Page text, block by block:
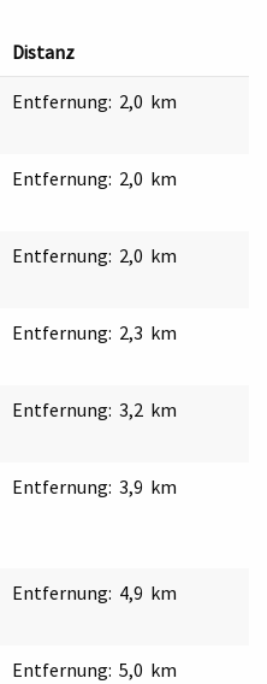
Distanz
Entfernung: 2,0 km
Entfernung: 2,0 km
Entfernung: 2,0 km
Entfernung: 2,3 km
Entfernung: 3,2 km
Entfernung: 3,9 km
Entfernung: 4,9 km
Entfernung: 5,0 km